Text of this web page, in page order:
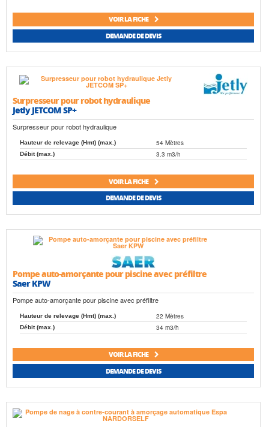
VOIR LA FICHE
DEMANDE DE DEVIS
Surpresseur pour robot hydraulique
Jetly JETCOM SP+
Surpresseur pour robot hydraulique
Hauteur de relevage (Hmt) (max.) 54 Mètres
Débit (max.) 3.3 m3/h
VOIR LA FICHE
DEMANDE DE DEVIS
Pompe auto-amorçante pour piscine avec préfiltre
Saer KPW
Pompe auto-amorçante pour piscine avec préfiltre
Hauteur de relevage (Hmt) (max.) 22 Mètres
Débit (max.) 34 m3/h
VOIR LA FICHE
DEMANDE DE DEVIS